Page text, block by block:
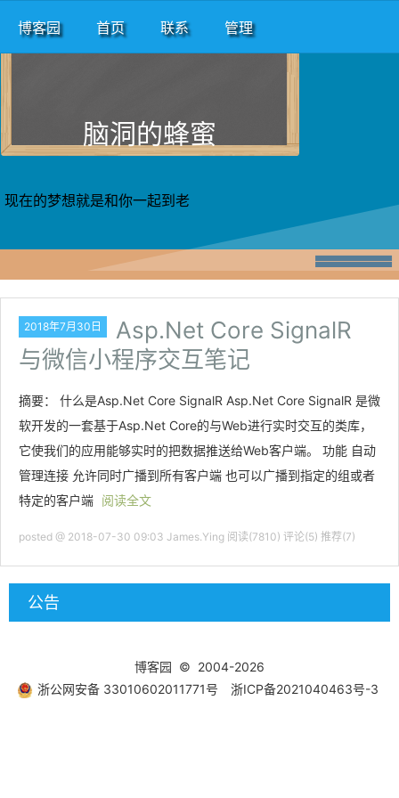
脑洞的蜂蜜
现在的梦想就是和你一起到老
博客园 首页 联系 管理
2018年7月30日
Asp.Net Core SignalR
与微信小程序交互笔记
摘要： 什么是Asp.Net Core SignalR Asp.Net Core SignalR 是微
软开发的一套基于Asp.Net Core的与Web进行实时交互的类库，
它使我们的应用能够实时的把数据推送给Web客户端。 功能 自动
管理连接 允许同时广播到所有客户端 也可以广播到指定的组或者
特定的客户端 阅读全文
posted @ 2018-07-30 09:03 James.Ying 阅读(7810) 评论(5) 推荐(7)
公告
博客园 © 2004-2026
浙公网安备 33010602011771号
浙ICP备2021040463号-3